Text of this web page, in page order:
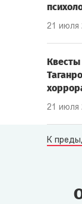
21 июля
21 июля
К